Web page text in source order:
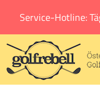
Service-Hotline: